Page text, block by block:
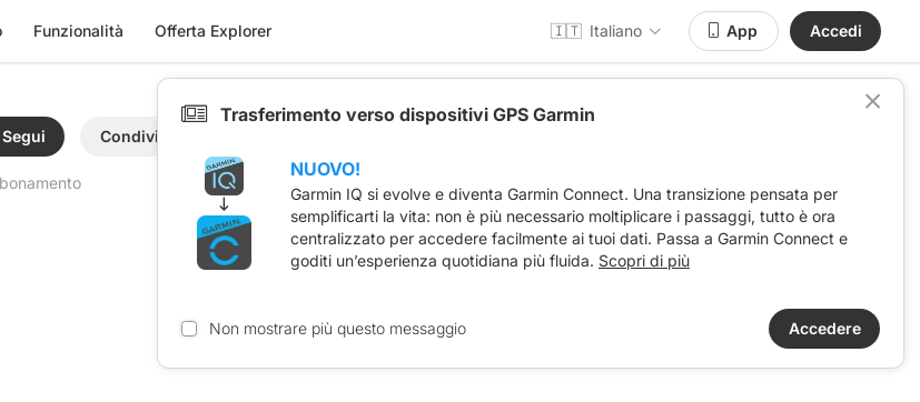
Funzionalità Offerta Explorer 🇮🇹 Italiano App Accedi
Segui Condividi
Trasferimento verso dispositivi GPS Garmin
NUOVO!
Garmin IQ si evolve e diventa Garmin Connect. Una transizione pensata per
semplificarti la vita: non è più necessario moltiplicare i passaggi, tutto è ora
centralizzato per accedere facilmente ai tuoi dati. Passa a Garmin Connect e
goditi un’esperienza quotidiana più fluida. Scopri di più
Non mostrare più questo messaggio Accedere